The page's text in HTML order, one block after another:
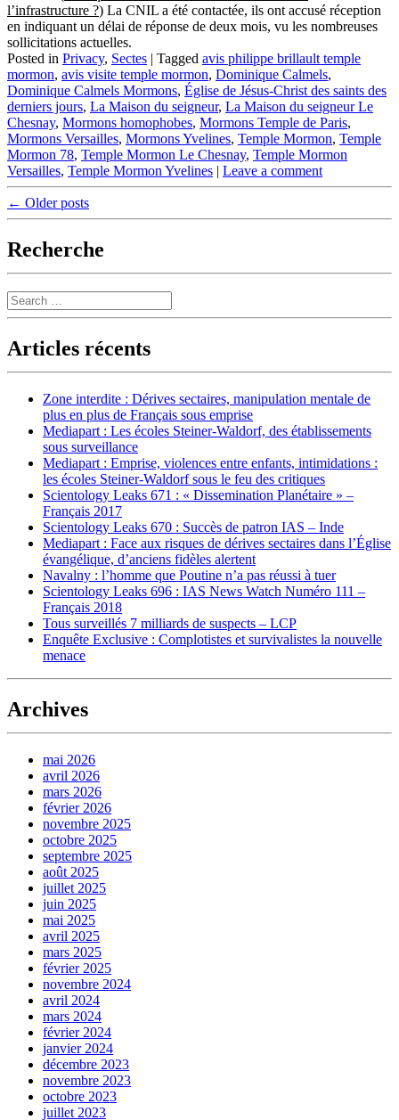
l’infrastructure ?) La CNIL a été contactée, ils ont accusé réception
en indiquant un délai de réponse de deux mois, vu les nombreuses
sollicitations actuelles.
Posted in Privacy, Sectes | Tagged avis philippe brillault temple
mormon, avis visite temple mormon, Dominique Calmels,
Dominique Calmels Mormons, Église de Jésus-Christ des saints des
derniers jours, La Maison du seigneur, La Maison du seigneur Le
Chesnay, Mormons homophobes, Mormons Temple de Paris,
Mormons Versailles, Mormons Yvelines, Temple Mormon, Temple
Mormon 78, Temple Mormon Le Chesnay, Temple Mormon
Versailles, Temple Mormon Yvelines | Leave a comment
Post
navigation
← Older posts
Recherche
Search
Articles récents
Zone interdite : Dérives sectaires, manipulation mentale de
plus en plus de Français sous emprise
Mediapart : Les écoles Steiner-Waldorf, des établissements
sous surveillance
Mediapart : Emprise, violences entre enfants, intimidations :
les écoles Steiner-Waldorf sous le feu des critiques
Scientology Leaks 671 : « Dissemination Planétaire » –
Français 2017
Scientology Leaks 670 : Succès de patron IAS – Inde
Mediapart : Face aux risques de dérives sectaires dans l’Église
évangélique, d’anciens fidèles alertent
Navalny : l’homme que Poutine n’a pas réussi à tuer
Scientology Leaks 696 : IAS News Watch Numéro 111 –
Français 2018
Tous surveillés 7 milliards de suspects – LCP
Enquête Exclusive : Complotistes et survivalistes la nouvelle
menace
Archives
mai 2026
avril 2026
mars 2026
février 2026
novembre 2025
octobre 2025
septembre 2025
août 2025
juillet 2025
juin 2025
mai 2025
avril 2025
mars 2025
février 2025
novembre 2024
avril 2024
mars 2024
février 2024
janvier 2024
décembre 2023
novembre 2023
octobre 2023
juillet 2023